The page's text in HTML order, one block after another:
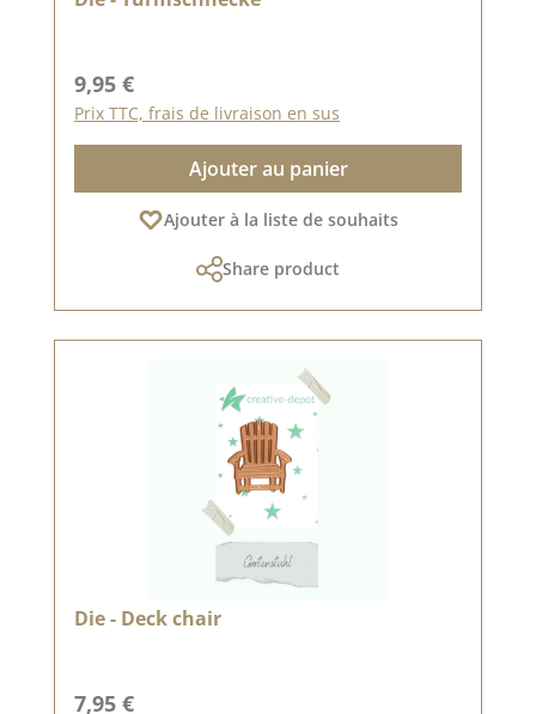
Prix régulier :
9,95 €
Prix TTC, frais de livraison en sus
Ajouter au panier
Ajouter à la liste de souhaits
Share product
Die - Deck chair
Prix régulier :
7,95 €